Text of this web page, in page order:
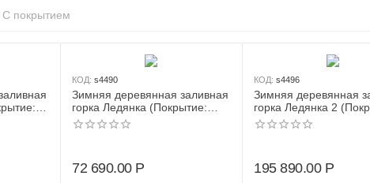
С покрытием
КОД: s4490
Зимняя деревянная заливная
горка Ледянка (Покрытие:
грунт пропитка цвет каштан)
72 690.00 Р
КОД: s4496
Зимняя деревянная
горка Ледянка 2
грунт пропитка цвет
195 890.00 Р